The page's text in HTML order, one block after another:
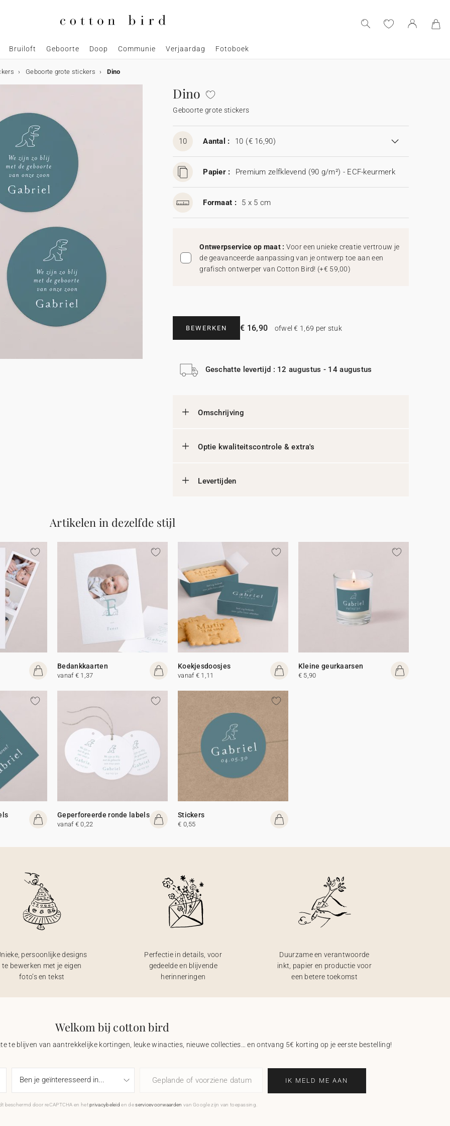
Bruiloft Geboorte Doop Communie Verjaardag Fotoboek
Geboorte grote stickers Dino
Dino
Geboorte grote stickers
10 Aantal : 10 (€ 16,90)
Papier : Premium zelfklevend (90 g/m²) - ECF-keurmerk
Formaat : 5 x 5 cm
Ontwerpservice op maat : Voor een unieke creatie vertrouw je
de geavanceerde aanpassing van je ontwerp toe aan een
grafisch ontwerper van Cotton Bird! (+€ 59,00)
BEWERKEN € 16,90 ofwel € 1,69 per stuk
Geschatte levertijd : 12 augustus - 14 augustus
Omschrijving
Optie kwaliteitscontrole & extra's
Levertijden
Artikelen in dezelfde stijl
Bedankkaarten
vanaf € 1,37
Koekjesdoosjes
vanaf € 1,11
Kleine geurkaarsen
€ 5,90
Geperforeerde ronde labels
vanaf € 0,22
Stickers
€ 0,55
persoonlijke designs
te bewerken met je eigen
foto’s en tekst
Perfectie in details, voor
gedeelde en blijvende
herinneringen
Duurzame en verantwoorde
inkt, papier en productie voor
een betere toekomst
Welkom bij cotton bird
te blijven van aantrekkelijke kortingen, leuke winacties, nieuwe collecties… en ontvang 5€ korting op je eerste bestelling!
Geplande of voorziene datum IK MELD ME AAN
beschermd door reCAPTCHA en hetprivacybeleid en deservicevoorwaarden van Google zijn van toepassing.